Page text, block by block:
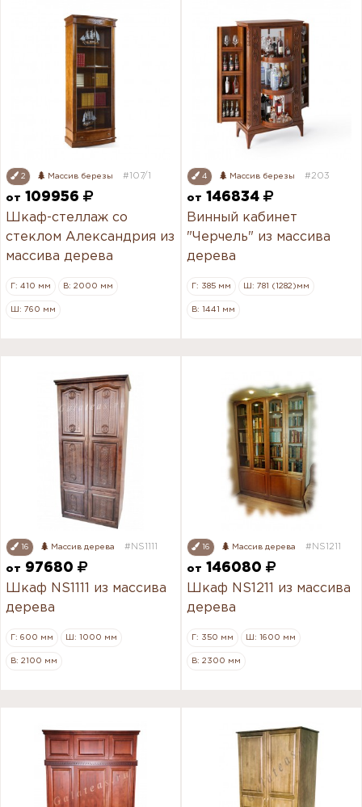
2 Массив березы #107/1
от
109956
Шкаф-стеллаж со
стеклом Александрия из
массива дерева
Г: 410 мм В: 2000 мм
Ш: 760 мм
4 Массив березы #203
от
146834
Винный кабинет
"Черчель" из массива
дерева
Г: 385 мм Ш: 781 (1282)мм
В: 1441 мм
16 Массив дерева #NS1111
от
97680
Шкаф NS1111 из массива
дерева
Г: 600 мм Ш: 1000 мм
В: 2100 мм
16 Массив дерева #NS1211
от 146080
Шкаф NS1211 из массива
дерева
Г: 350 мм Ш: 1600 мм
В: 2300 мм